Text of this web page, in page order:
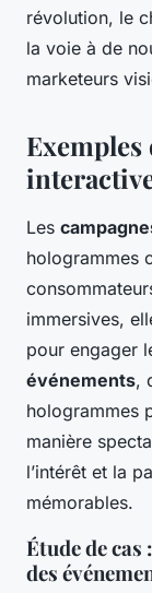
révolution, le
la voie à de
marketeurs
Exemples
Les
hologrammes
immersives,
pour engager
événements,
hologrammes
manière
l’intérêt et la
mémorables.
Étude de
des